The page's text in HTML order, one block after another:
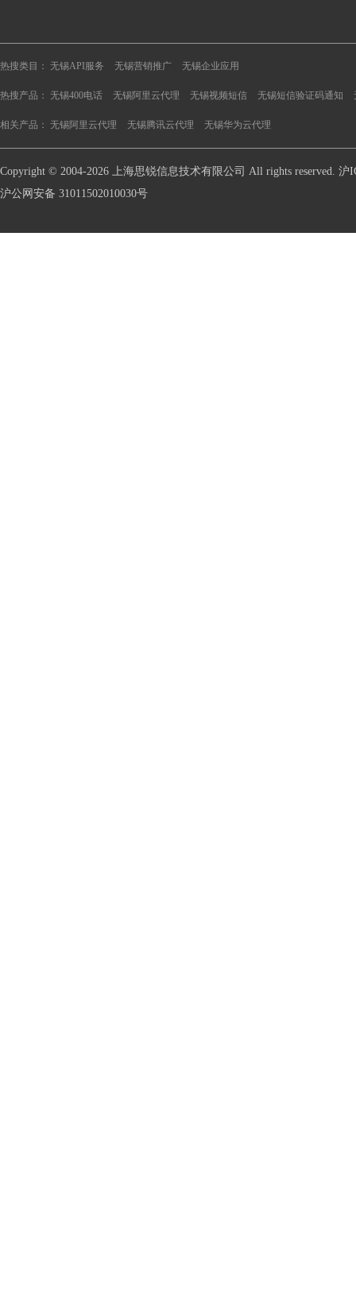
热搜类目： 无锡API服务 无锡营销推广 无锡企业应用
热搜产品： 无锡400电话 无锡阿里云代理 无锡视频短信 无锡短信验证码通知
相关产品： 无锡阿里云代理 无锡腾讯云代理 无锡华为云代理
Copyright © 2004-2026 上海思锐信息技术有限公司 All rights reserved. 沪
沪公网安备 31011502010030号